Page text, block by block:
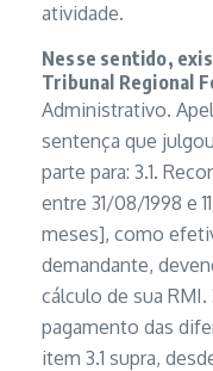
atividade.
Nesse sentido,
Tribunal Regional
Administrativo.
sentença que
parte para: 3.1.
entre 31/08/1998 e
meses], como
demandante,
cálculo de sua
pagamento das
item 3.1 supra,